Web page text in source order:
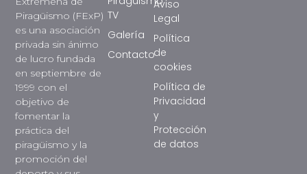
Piragüismo (FExP)
es una asociación
privada sin ánimo
de lucro fundada
en septiembre de
1999 con el
objetivo de
fomentar la
práctica del
piragüismo y la
promoción del
Aviso
Legal
Política
de
cookies
Política de
Privacidad
y
Protección
de datos
TV
Galería
Contacto